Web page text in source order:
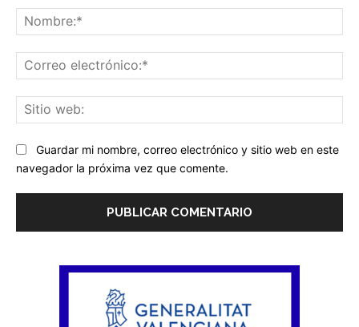
Guardar mi nombre, correo electrónico y sitio web en este
navegador la próxima vez que comente.